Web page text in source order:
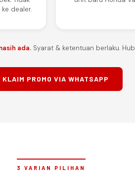
dealer.
ada. Syarat & ketentuan berlaku.
KLAIM PROMO VIA WHATSAPP
3 VARIAN PILIHAN